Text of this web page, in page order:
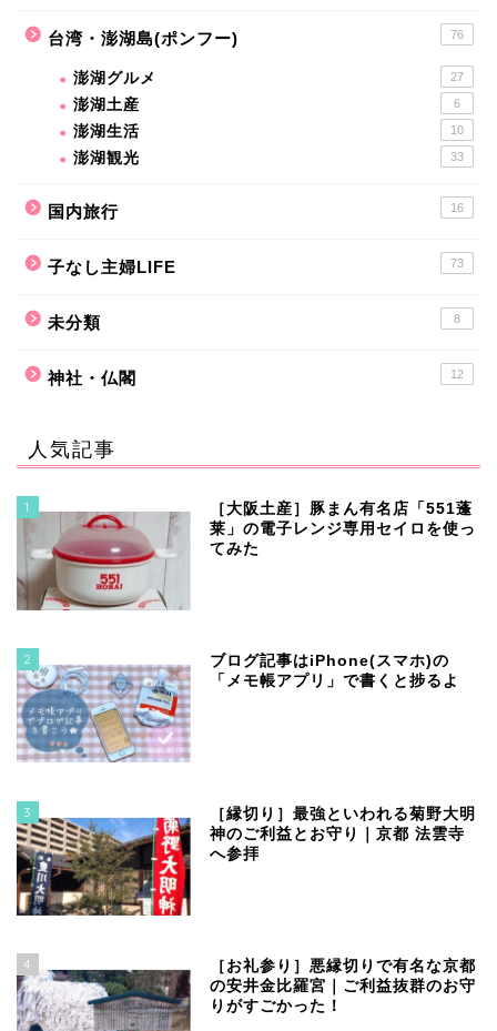
台湾・澎湖島(ポンフー) 76
澎湖グルメ 27
澎湖土産 6
澎湖生活 10
澎湖観光 33
国内旅行 16
子なし主婦LIFE 73
未分類 8
神社・仏閣 12
人気記事
1
［大阪土産］豚まん有名店「551蓬
莱」の電子レンジ専用セイロを使っ
てみた
2
ブログ記事はiPhone(スマホ)の
「メモ帳アプリ」で書くと捗るよ
3
［縁切り］最強といわれる菊野大明
神のご利益とお守り｜京都 法雲寺
へ参拝
4
［お礼参り］悪縁切りで有名な京都
の安井金比羅宮｜ご利益抜群のお守
りがすごかった！